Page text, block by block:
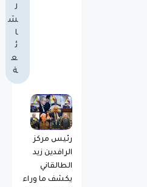
ل
ش
ا
ئ
ع
ة
رئيس مركز
الرافدين زيد
الطالقاني
يكشف ما وراء